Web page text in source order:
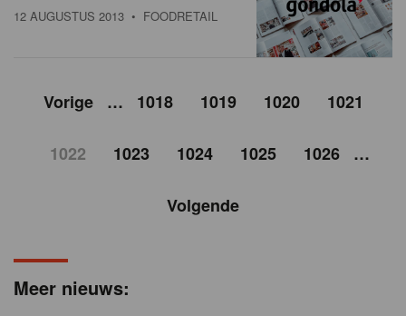
Meer nieuws:
12 AUGUSTUS 2013 • FOODRETAIL
Vorige … 1018 1019 1020 1021
1022 1023 1024 1025 1026 …
Volgende